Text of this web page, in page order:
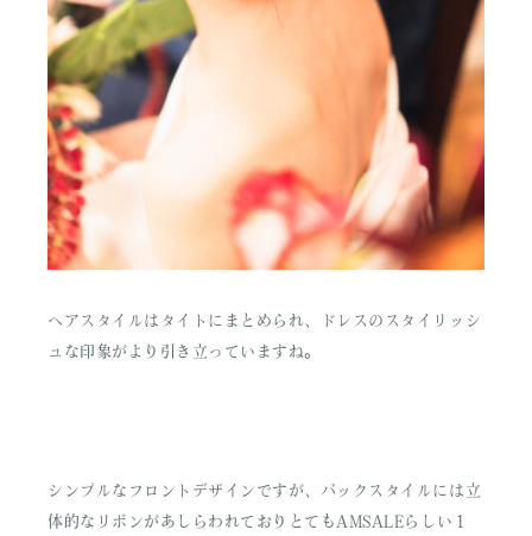
ヘアスタイルはタイトにまとめられ、ドレスのスタイリッシ
ュな印象がより引き立っていますね。
シンプルなフロントデザインですが、バックスタイルには立
体的なリボンがあしらわれておりとてもAMSALEらしい１